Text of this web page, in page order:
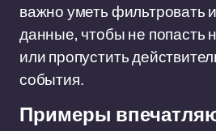
важно уметь фильтровать
данные, чтобы не попасть
или пропустить
события.
Примеры